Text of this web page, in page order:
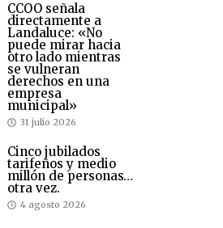
CCOO señala
directamente a
Landaluce: «No
puede mirar hacia
otro lado mientras
se vulneran
derechos en una
empresa
municipal»
31 julio 2026
Cinco jubilados
tarifeños y medio
millón de personas…
otra vez.
4 agosto 2026